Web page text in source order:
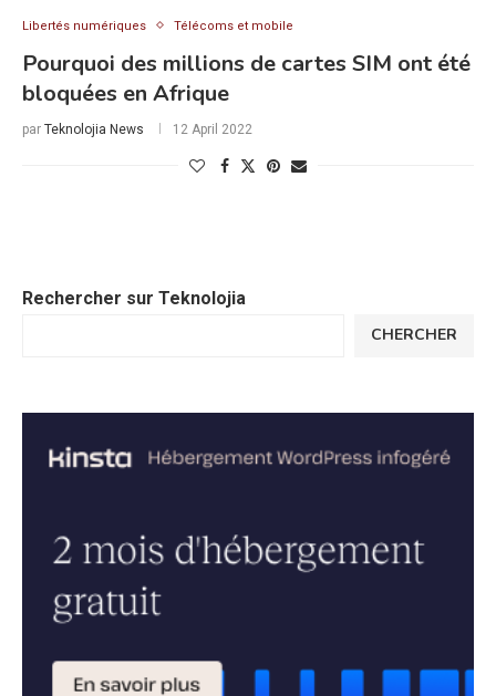
Libertés numériques Télécoms et mobile
Pourquoi des millions de cartes SIM ont été
bloquées en Afrique
par Teknolojia News 12 April 2022
Rechercher sur Teknolojia
CHERCHER